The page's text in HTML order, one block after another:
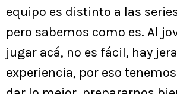
equipo es distinto a las
pero sabemos como es. Al
jugar acá, no es fácil, hay
experiencia, por eso